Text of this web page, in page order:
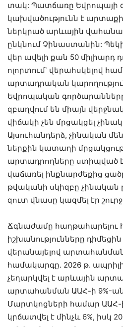
տակ: Պատճառը Եվրոպայի
կախվածությունն է
ներկրած արևային
ընկնում Չինաստանին:
վեր ավելի քան 50 միլիարդ
ոլորտում՝ վերահսկելով
արտադրական
Եվրոպական
զբաղվում են միայն
վիճակի չեն մրցակցել
Այսուհանդերձ, չինական
ներքին կատաղի
արտադրողները ստիպված
վաճառել ինքնարժեքից
թվականի սկիզբը չինական
զուտ վնասը կազմել էր
Ճգնաժամը
իշխանությունները դիմեցին
վերանայելով
համակարգը. 2026 թ.
չեղարկվել է արևային
արտահանման ԱԱՀ-ի 9%-
Մարտկոցների համար ԱԱՀ-
կրճատվել է մինչև 6%, իսկ